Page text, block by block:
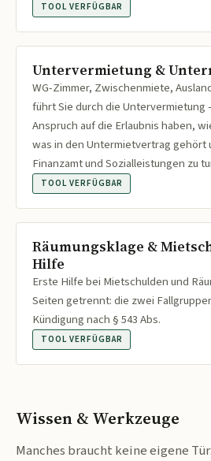
TOOL VERFÜGBAR
Untervermietung &
WG-Zimmer, Zwischenmiete,
führt Sie durch die Untervermietung
Anspruch auf die Erlaubnis haben,
was in den Untermietvertrag gehört
Finanzamt und Sozialleistungen zu
TOOL VERFÜGBAR
Räumungsklage &
Hilfe
Erste Hilfe bei Mietschulden und
Seiten getrennt: die zwei
Kündigung nach § 543 Abs.
TOOL VERFÜGBAR
Wissen & Werkzeuge
Manches braucht keine eigene